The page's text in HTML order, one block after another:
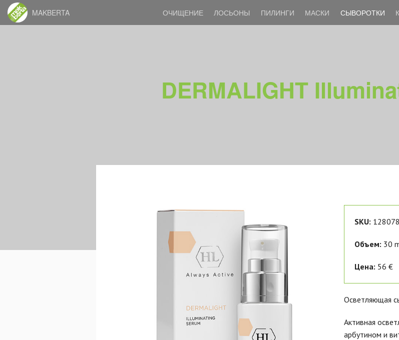
MAKBERTA ОЧИЩЕНИЕ ЛОСЬОНЫ ПИЛИНГИ МАСКИ СЫВОРОТКИ
DERMALIGHT
SKU: 128078
Объем: 30
Цена: 56 €
Осветляющая
Активная
арбутином и